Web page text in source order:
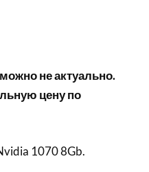
не актуально.
цену по
1070 8Gb.